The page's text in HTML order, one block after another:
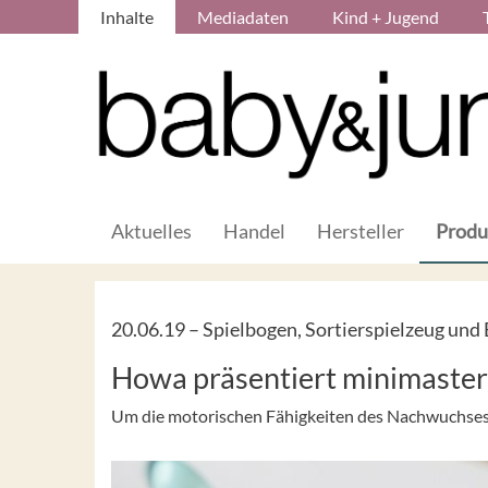
Inhalte Mediadaten Kind + Jugend
Aktuelles Handel Hersteller
20.06.19 –Spielbogen, Sortierspielzeug und
Howa präsentiert
Um die motorischen Fähigkeiten des